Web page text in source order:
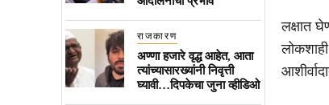
राजकारण
अण्णा हजारे वृद्ध आहेत, आता
त्यांच्यासारख्यांनी निवृत्ती
घ्यावी…दिपकेचा जुना व्हीडिओ
लक्षात